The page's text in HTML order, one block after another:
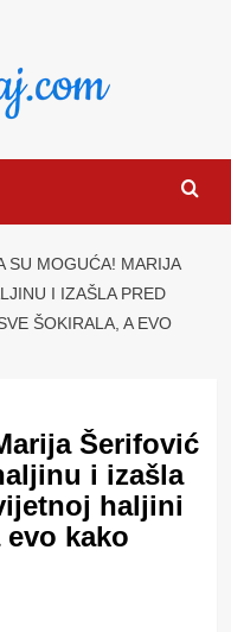
SU MOGUĆA! MARIJA
I IZAŠLA PRED
ŠOKIRALA, A EVO
Šerifović
i izašla
haljini
evo kako